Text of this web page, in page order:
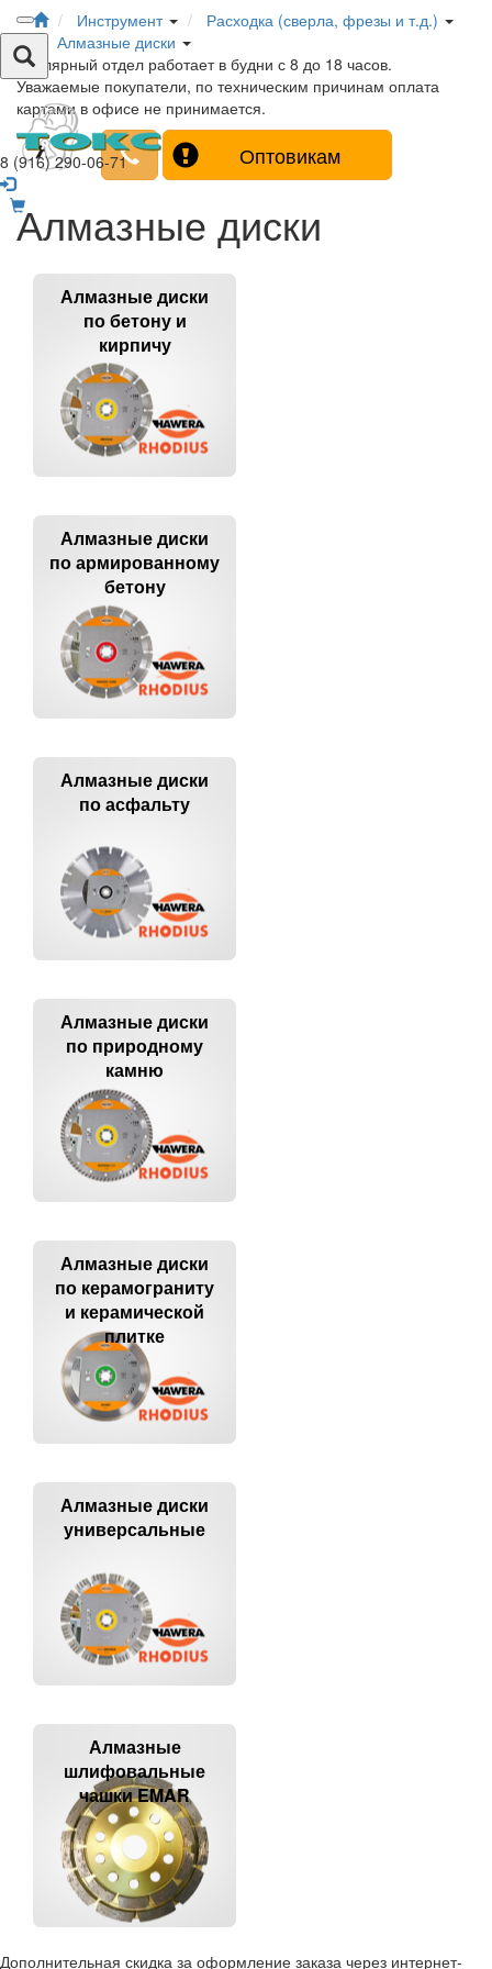
8 (916) 290-06-71
Инструмент
Расходка (сверла, фрезы и т.д.)
Алмазные диски
Столярный отдел работает в будни с 8 до 18 часов.
Уважаемые покупатели, по техническим причинам оплата
картами в офисе не принимается.
Оптовикам
Алмазные диски
Алмазные диски
по бетону и
кирпичу
Алмазные диски
по армированному
бетону
Алмазные диски
по асфальту
Алмазные диски
по природному
камню
Алмазные диски
по керамограниту
и керамической
плитке
Алмазные диски
универсальные
Алмазные
шлифовальные
чашки EMAR
Дополнительная скидка за оформление заказа через интернет-